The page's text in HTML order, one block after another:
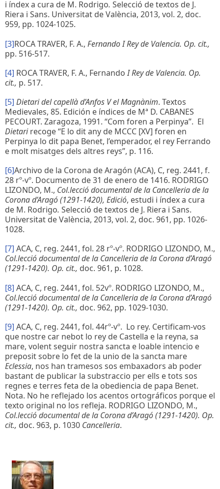
i índex a cura de M. Rodrigo. Selecció de textos de J.
Riera i Sans. Universitat de València, 2013, vol. 2, doc.
959, pp. 1024-1025.
[3]ROCA TRAVER, F. A., Fernando I Rey de Valencia. Op. cit.,
pp. 516-517.
[4] ROCA TRAVER, F. A., FernandoI Rey de Valencia. Op.
cit., p. 517.
[5] Dietari del capellà d’Anfos V el Magnànim. Textos
Medievales, 85. Edición e índices de Mª D. CABANES
PECOURT. Zaragoza, 1991. “Com foren a Perpinya”. El
Dietarirecoge “E lo dit any de MCCC [XV] foren en
Perpinya lo dit papa Benet, l’emperador, el rey Ferrando
e molt misatges dels altres reys”, p. 116.
[6]Archivo de la Corona de Aragón (ACA), C, reg. 2441, f.
28 rº-vº. Documento de 31 de enero de 1416. RODRIGO
LIZONDO, M., Col.lecció documental de la Cancelleria de la
Corona d’Aragó (1291-1420), Edició, estudi i índex a cura
de M. Rodrigo. Selecció de textos de J. Riera i Sans.
Universitat de València, 2013, vol. 2, doc. 961, pp. 1026-
1028.
[7] ACA, C, reg. 2441, fol. 28 rº-vº. RODRIGO LIZONDO, M.,
Col.lecció documental de la Cancelleria de la Corona d’Aragó
(1291-1420). Op. cit., doc. 961, p. 1028.
[8] ACA, C, reg. 2441, fol. 52vº. RODRIGO LIZONDO, M.,
Col.lecció documental de la Cancelleria de la Corona d’Aragó
(1291-1420). Op. cit., doc. 962, pp. 1029-1030.
[9] ACA, C, reg. 2441, fol. 44rº-vº. Lo rey. Certificam-vos
que nostre car nebot lo rey de Castella e la reyna, sa
mare, volent seguir nostra sancta e loable intencio e
preposit sobre lo fet de la unio de la sancta mare
Eclessia, nos han tramesos sos embaxadors ab poder
bastant de publicar la substraccio per ells e tots sos
regnes e terres feta de la obediencia de papa Benet.
Nota. No he reflejado los acentos ortográficos porque el
texto original no los refleja. RODRIGO LIZONDO, M.,
Col.lecció documental de la Corona d’Aragó (1291-1420). Op.
cit., doc. 963, p. 1030 Cancelleria.